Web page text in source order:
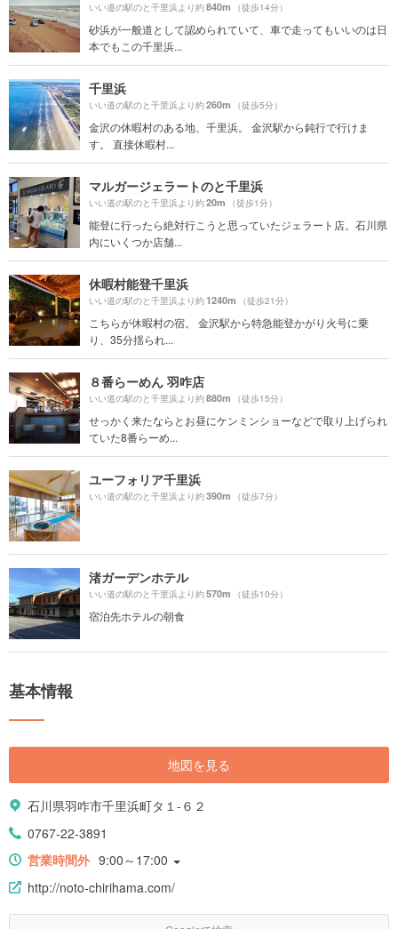
いい道の駅のと千里浜より約840m （徒歩14分）
砂浜が一般道として認められていて、車で走ってもいいのは日
本でもこの千里浜...
千里浜
いい道の駅のと千里浜より約260m （徒歩5分）
金沢の休暇村のある地、千里浜。 金沢駅から鈍行で行けま
す。 直接休暇村...
マルガージェラートのと千里浜
いい道の駅のと千里浜より約20m （徒歩1分）
能登に行ったら絶対行こうと思っていたジェラート店。石川県
内にいくつか店舗...
休暇村能登千里浜
いい道の駅のと千里浜より約1240m （徒歩21分）
こちらが休暇村の宿。 金沢駅から特急能登かがり火号に乗
り、35分揺られ...
８番らーめん 羽咋店
いい道の駅のと千里浜より約880m （徒歩15分）
せっかく来たならとお昼にケンミンショーなどで取り上げられ
ていた8番らーめ...
ユーフォリア千里浜
いい道の駅のと千里浜より約390m （徒歩7分）
渚ガーデンホテル
いい道の駅のと千里浜より約570m （徒歩10分）
宿泊先ホテルの朝食
基本情報
地図を見る
石川県羽咋市千里浜町タ１-６２
0767-22-3891
営業時間外 9:00～17:00
http://noto-chirihama.com/